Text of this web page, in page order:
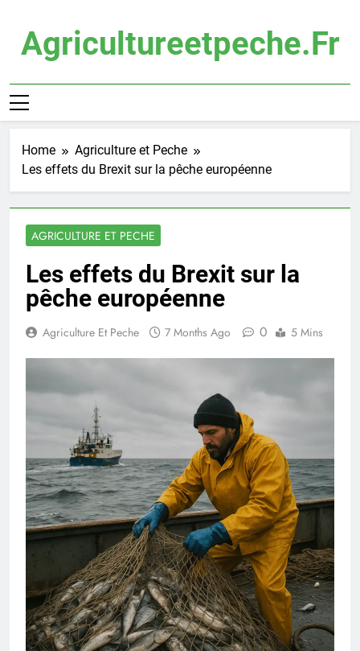
contentAgricultureetpeche.fr
Home
Agriculture et Peche
Les effets du Brexit sur la pêche européenne
AGRICULTURE ET PECHE
Les effets du Brexit sur la
pêche européenne
Agriculture Et Peche 7 Months Ago 0 5 Mins